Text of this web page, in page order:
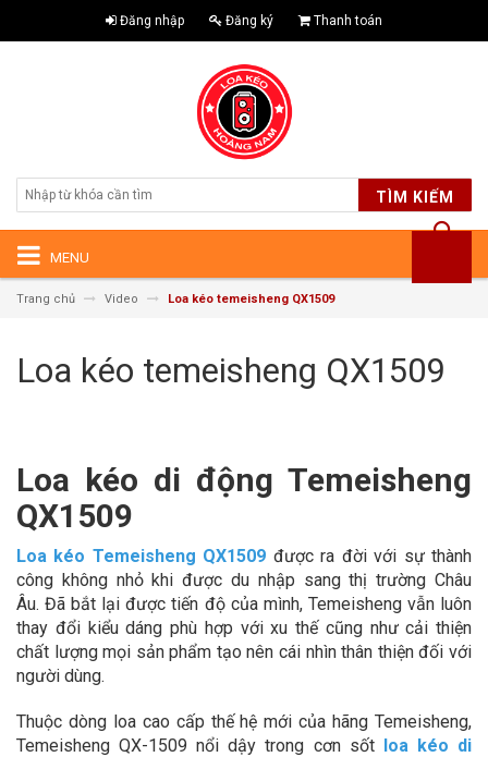
Đăng nhập Đăng ký Thanh toán
TÌM KIẾM
MENU
Trang chủ Video Loa kéo temeisheng QX1509
Loa kéo temeisheng QX1509
Loa kéo di động Temeisheng
QX1509
Loa kéo Temeisheng QX1509 được ra đời với sự thành
công không nhỏ khi được du nhập sang thị trường Châu
Âu. Đã bắt lại được tiến độ của mình, Temeisheng vẫn luôn
thay đổi kiểu dáng phù hợp với xu thế cũng như cải thiện
chất lượng mọi sản phẩm tạo nên cái nhìn thân thiện đối với
người dùng.
Thuộc dòng loa cao cấp thế hệ mới của hãng Temeisheng,
Temeisheng QX-1509 nổi dậy trong cơn sốt loa kéo di